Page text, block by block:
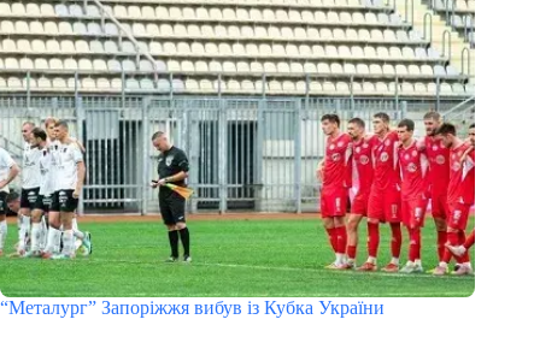
“Металург” Запоріжжя вибув із Кубка України